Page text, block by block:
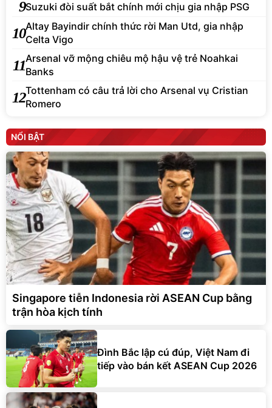
9Suzuki đòi suất bắt chính mới chịu gia nhập PSG
10Altay Bayindir chính thức rời Man Utd, gia nhập
Celta Vigo
11Arsenal vỡ mộng chiêu mộ hậu vệ trẻ Noahkai
Banks
12Tottenham có câu trả lời cho Arsenal vụ Cristian
Romero
NỔI BẬT
Singapore tiễn Indonesia rời ASEAN Cup bằng
trận hòa kịch tính
Đình Bắc lập cú đúp, Việt Nam đi
tiếp vào bán kết ASEAN Cup 2026